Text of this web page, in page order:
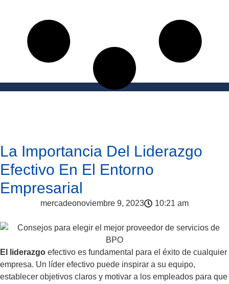
La Importancia Del Liderazgo
Efectivo En El Entorno
Empresarial
mercadeonoviembre 9, 2023 10:21 am
El liderazgo efectivo es fundamental para el éxito de cualquier
empresa. Un líder efectivo puede inspirar a su equipo,
establecer objetivos claros y motivar a los empleados para que